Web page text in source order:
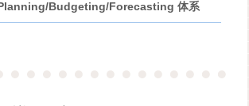
Budgeting/Forecasting 体系